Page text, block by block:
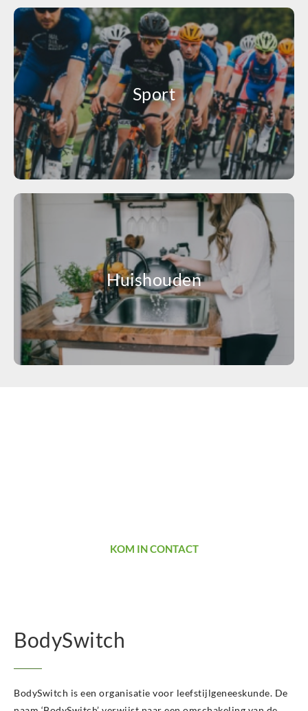
Sport
Huishouden
KOM IN CONTACT
BodySwitch
BodySwitch is een organisatie voor leefstijlgeneeskunde. De